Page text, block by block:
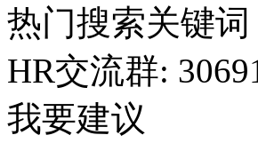
热门搜索关键词
HR交流群:
我要建议